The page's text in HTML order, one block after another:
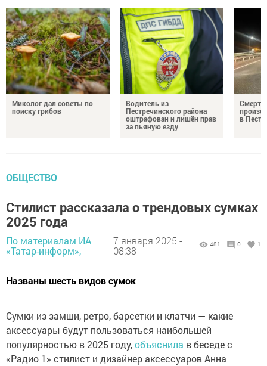
Миколог дал советы по
поиску грибов
Водитель из
Пестречинского района
оштрафован и лишён прав
за пьяную езду
в
ОБЩЕСТВО
Стилист рассказала о трендовых сумках
2025 года
По материалам ИА
«Татар-информ»,
7 января 2025 -
08:38
481 0 1
Названы шесть видов сумок
Сумки из замши, ретро, барсетки и клатчи — какие
аксессуары будут пользоваться наибольшей
популярностью в 2025 году,объяснила в беседе с
«Радио 1» стилист и дизайнер аксессуаров Анна